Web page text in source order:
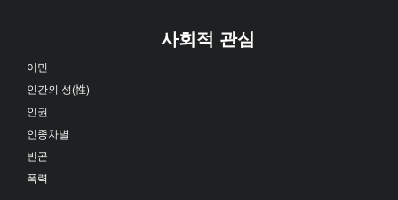
사회적 관심
이민
인간의 성(性)
인권
인종차별
빈곤
폭력